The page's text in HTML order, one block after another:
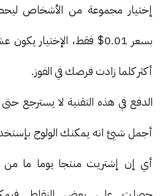
إختيار مجموعة من الأشخاص
بسعر 0.01$ فقط، الإختيار
أكثر كلما زادت فرصك في الفوز.
الدفع في هذه التقنية لا يسترجع